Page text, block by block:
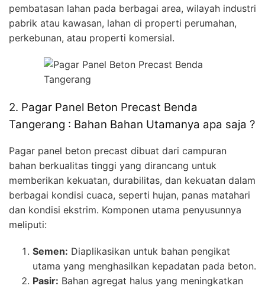
pembatasan lahan pada berbagai area, wilayah industri
pabrik atau kawasan, lahan di properti perumahan,
perkebunan, atau properti komersial.
2. Pagar Panel Beton Precast Benda
Tangerang : Bahan Bahan Utamanya apa saja ?
Pagar panel beton precast dibuat dari campuran
bahan berkualitas tinggi yang dirancang untuk
memberikan kekuatan, durabilitas, dan kekuatan dalam
berbagai kondisi cuaca, seperti hujan, panas matahari
dan kondisi ekstrim. Komponen utama penyusunnya
meliputi:
Semen: Diaplikasikan untuk bahan pengikat
utama yang menghasilkan kepadatan pada beton.
Pasir: Bahan agregat halus yang meningkatkan